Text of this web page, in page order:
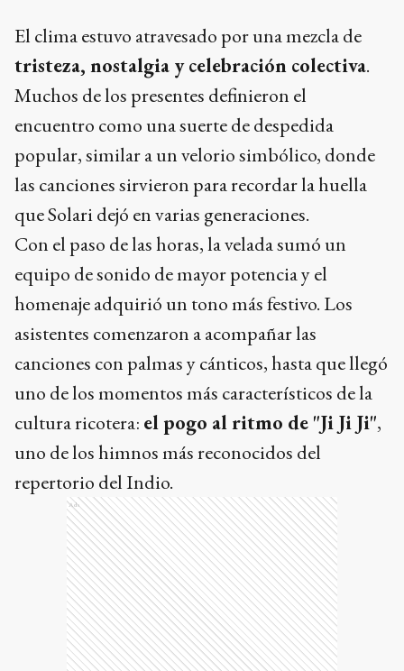
El clima estuvo atravesado por una mezcla de
tristeza, nostalgia y celebración colectiva.
Muchos de los presentes definieron el
encuentro como una suerte de despedida
popular, similar a un velorio simbólico, donde
las canciones sirvieron para recordar la huella
que Solari dejó en varias generaciones.
Con el paso de las horas, la velada sumó un
equipo de sonido de mayor potencia y el
homenaje adquirió un tono más festivo. Los
asistentes comenzaron a acompañar las
canciones con palmas y cánticos, hasta que llegó
uno de los momentos más característicos de la
cultura ricotera: el pogo al ritmo de "Ji Ji Ji",
uno de los himnos más reconocidos del
repertorio del Indio.
Ads